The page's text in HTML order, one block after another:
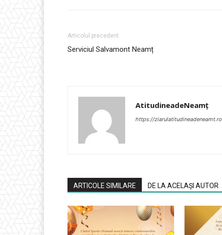
Articolul precedent
Serviciul Salvamont Neamț
AtitudineadeNeamț
https://ziarulatitudineadeneamt.ro
ARTICOLE SIMILARE DE LA ACELAȘI AUTOR